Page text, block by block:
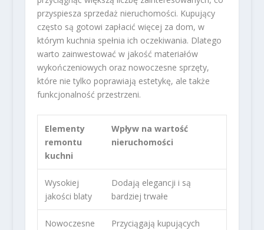
przyspiesza sprzedaż nieruchomości. Kupujący
często są gotowi zapłacić więcej za dom, w
którym kuchnia spełnia ich oczekiwania. Dlatego
warto zainwestować w jakość materiałów
wykończeniowych oraz nowoczesne sprzęty,
które nie tylko poprawiają estetykę, ale także
funkcjonalność przestrzeni.
Elementy
remontu
kuchni
Wpływ na wartość
nieruchomości
Wysokiej
jakości blaty
Dodają elegancji i są
bardziej trwałe
Nowoczesne
Przyciągają kupujących